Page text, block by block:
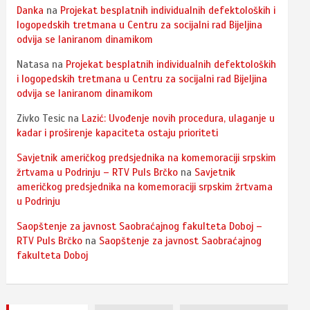
Danka na Projekat besplatnih individualnih defektoloških i
logopedskih tretmana u Centru za socijalni rad Bijeljina
odvija se laniranom dinamikom
Natasa na Projekat besplatnih individualnih defektoloških
i logopedskih tretmana u Centru za socijalni rad Bijeljina
odvija se laniranom dinamikom
Zivko Tesic na Lazić: Uvođenje novih procedura, ulaganje u
kadar i proširenje kapaciteta ostaju prioriteti
Savjetnik američkog predsjednika na komemoraciji srpskim
žrtvama u Podrinju – RTV Puls Brčko na Savjetnik
američkog predsjednika na komemoraciji srpskim žrtvama
u Podrinju
Saopštenje za javnost Saobraćajnog fakulteta Doboj –
RTV Puls Brčko na Saopštenje za javnost Saobraćajnog
fakulteta Doboj